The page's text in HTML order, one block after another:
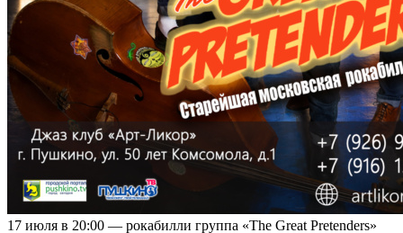
17 июля в 20:00 — рокабилли группа «The Great Pretenders»